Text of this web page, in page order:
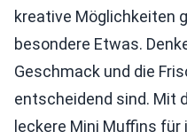
kreative Möglichkeiten
besondere Etwas.
Geschmack und die
entscheidend sind. Mit
leckere Mini Muffins für